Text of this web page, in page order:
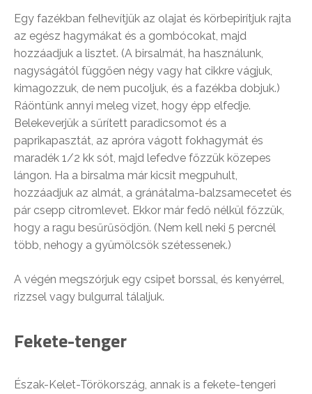
Egy fazékban felhevítjük az olajat és körbepirítjuk rajta
az egész hagymákat és a gombócokat, majd
hozzáadjuk a lisztet. (A birsalmát, ha használunk,
nagyságától függően négy vagy hat cikkre vágjuk,
kimagozzuk, de nem pucoljuk, és a fazékba dobjuk.)
Ráöntünk annyi meleg vizet, hogy épp elfedje.
Belekeverjük a sűrített paradicsomot és a
paprikapasztát, az apróra vágott fokhagymát és
maradék 1/2 kk sót, majd lefedve főzzük közepes
lángon. Ha a birsalma már kicsit megpuhult,
hozzáadjuk az almát, a gránátalma-balzsamecetet és
pár csepp citromlevet. Ekkor már fedő nélkül főzzük,
hogy a ragu besűrűsödjön. (Nem kell neki 5 percnél
több, nehogy a gyümölcsök szétessenek.)
A végén megszórjuk egy csipet borssal, és kenyérrel,
rizzsel vagy bulgurral tálaljuk.
Fekete-tenger
Észak-Kelet-Törökország, annak is a fekete-tengeri